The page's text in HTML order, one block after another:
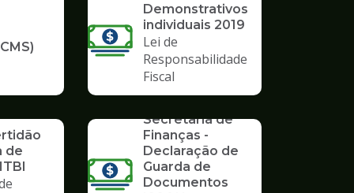
Demonstrativos
individuais 2019
Lei de
Responsabilidade
Fiscal
de
Secretaria de
Finanças -
Declaração de
Guarda de
Documentos